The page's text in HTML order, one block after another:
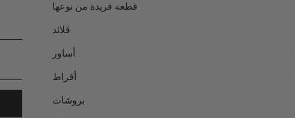
قطعة فريدة من نوعها
قلائد
أساور
أقراط
بروشات